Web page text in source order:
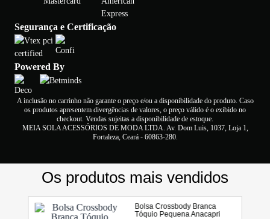
Segurança e Certificação
Powered By
A inclusão no carrinho não garante o preço e/ou a disponibilidade do produto. Caso
os produtos apresentem divergências de valores, o preço válido é o exibido no
checkout. Vendas sujeitas a disponibilidade de estoque.
MEIA SOLA ACESSÓRIOS DE MODA LTDA. Av. Dom Luis, 1037, Loja 1,
Fortaleza, Ceará - 60863-280.